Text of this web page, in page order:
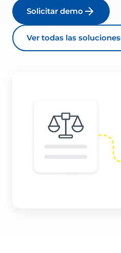
Solicitar demo
Ver todas las soluciones